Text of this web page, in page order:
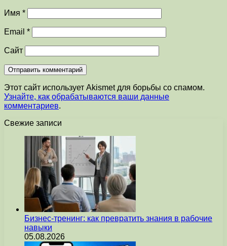
Имя *
Email *
Сайт
Этот сайт использует Akismet для борьбы со спамом.
Узнайте, как обрабатываются ваши данные
комментариев.
Свежие записи
Бизнес-тренинг: как превратить знания в рабочие
навыки
05.08.2026